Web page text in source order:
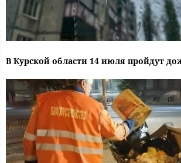
В Курской области 14 июля пройдут